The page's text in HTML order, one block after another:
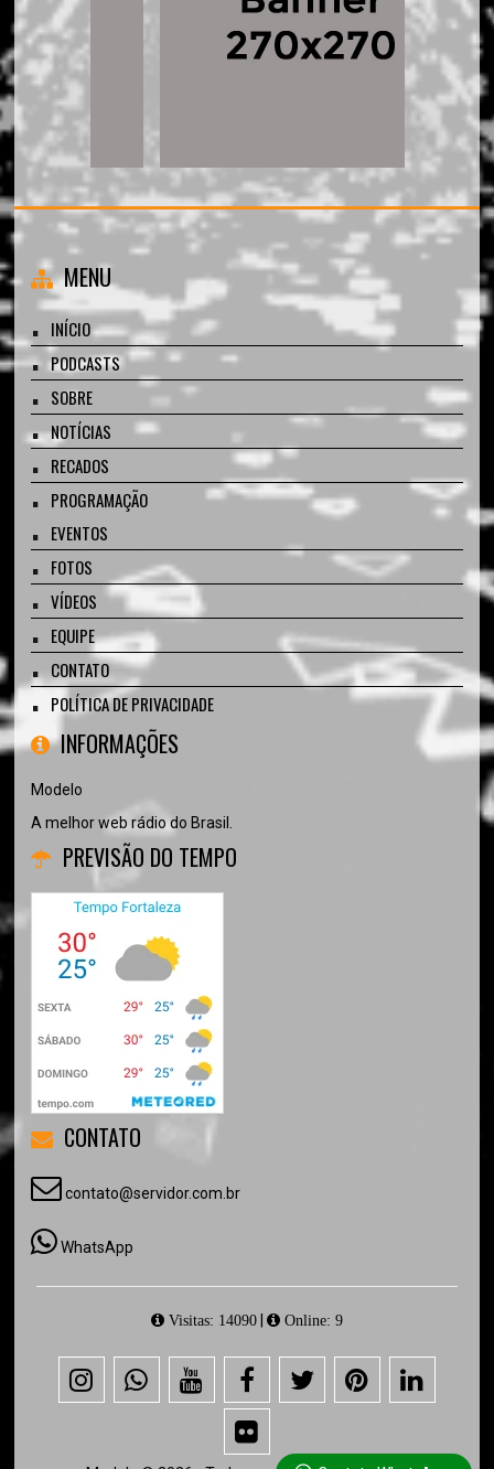
MENU
INÍCIO
PODCASTS
SOBRE
NOTÍCIAS
RECADOS
PROGRAMAÇÃO
EVENTOS
FOTOS
VÍDEOS
EQUIPE
CONTATO
POLÍTICA DE PRIVACIDADE
INFORMAÇÕES
Modelo
A melhor web rádio do Brasil.
PREVISÃO DO TEMPO
CONTATO
contato@servidor.com.br
WhatsApp
Visitas: 14090| Online: 9